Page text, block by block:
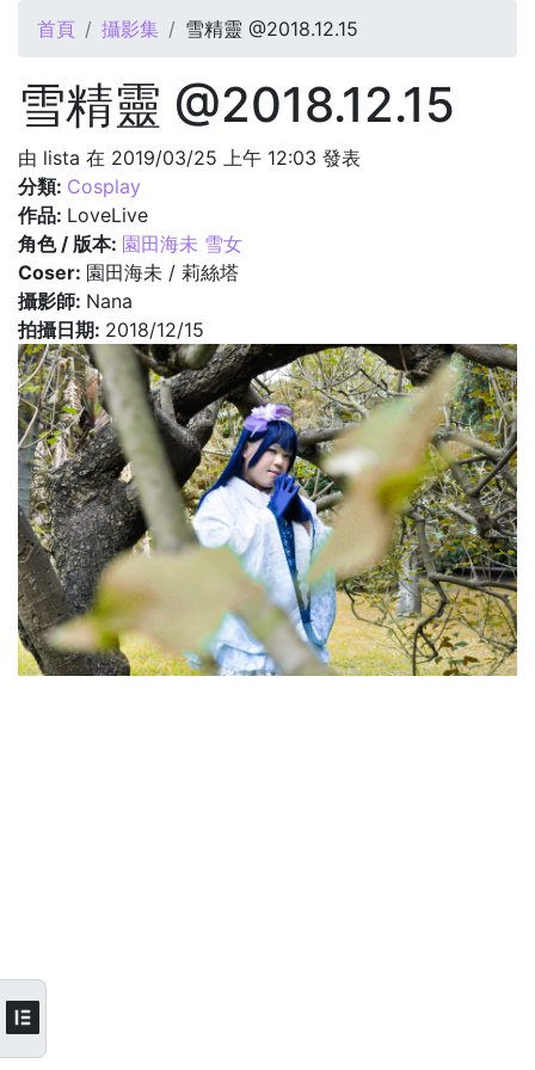
您在這裡
首頁 攝影集 雪精靈 @2018.12.15
雪精靈 @2018.12.15
由 lista 在 2019/03/25 上午 12:03 發表
分類: Cosplay
作品: LoveLive
角色 / 版本: 園田海未 雪女
Coser: 園田海未 / 莉絲塔
攝影師: Nana
拍攝日期: 2018/12/15